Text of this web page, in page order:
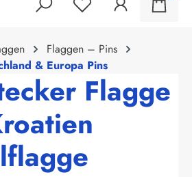
Flaggen – Pins
& Europa Pins
Flagge